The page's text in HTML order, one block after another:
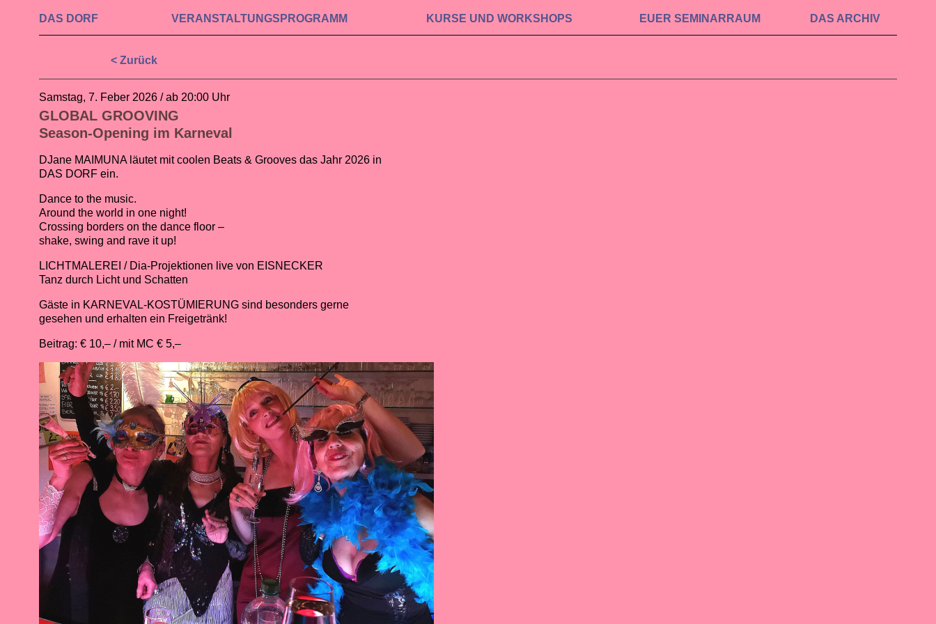
DAS DORF VERAN­STALTUNGS­PROGRAMM KURSE UND WORKSHOPS EUER SEMINAR­RAUM DAS ARCHIV
< Zurück
Samstag, 7. Feber 2026 / ab 20:00 Uhr
GLOBAL GROOVING
Season-Opening im Karneval
DJane MAIMUNA läutet mit coolen Beats & Grooves das Jahr 2026 in
DAS DORF ein.
Dance to the music.
Around the world in one night!
Crossing borders on the dance floor –
shake, swing and rave it up!
LICHTMALEREI / Dia-Projektionen live von EISNECKER
Tanz durch Licht und Schatten
Gäste in KARNEVAL-KOSTÜMIERUNG sind besonders gerne
gesehen und erhalten ein Freigetränk!
Beitrag: € 10,– / mit MC € 5,–